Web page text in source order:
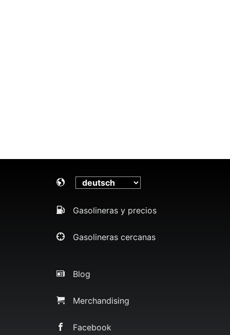
Gasolineras y precios
Gasolineras cercanas
Blog
Merchandising
Facebook